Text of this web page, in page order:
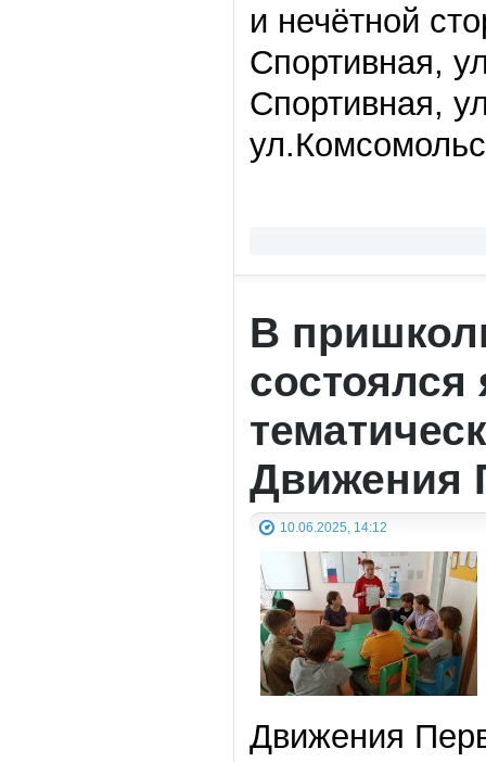
и нечётной
Спортивная,
Спортивная,
В
Движения
10.06.2025, 14:12
Движения